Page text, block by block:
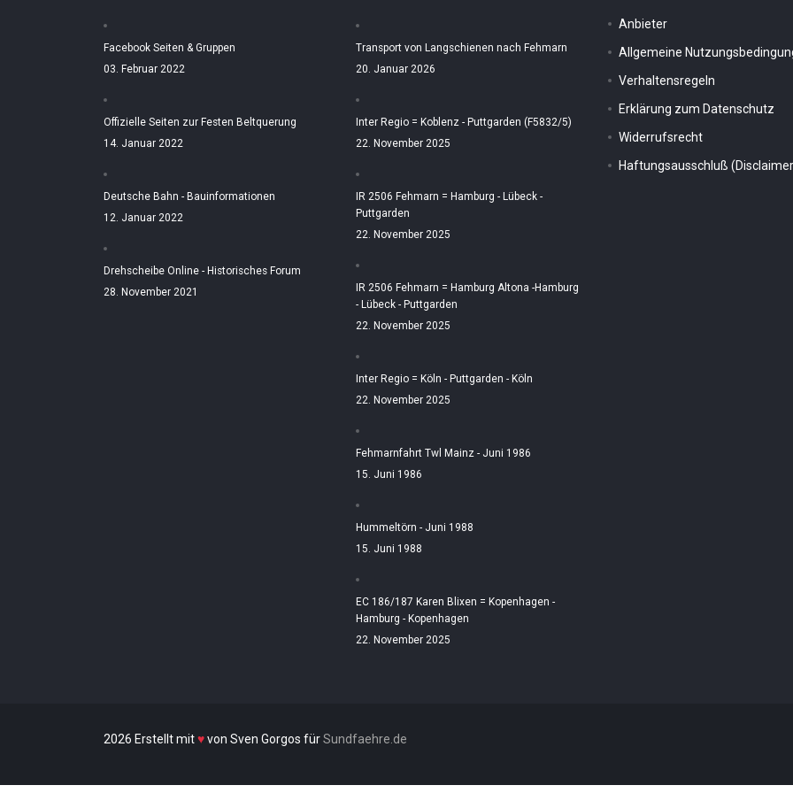
Facebook Seiten & Gruppen
03. Februar 2022
Offizielle Seiten zur Festen Beltquerung
14. Januar 2022
Deutsche Bahn - Bauinformationen
12. Januar 2022
Drehscheibe Online - Historisches Forum
28. November 2021
Transport von Langschienen nach Fehmarn
20. Januar 2026
Inter Regio = Koblenz - Puttgarden (F5832/5)
22. November 2025
IR 2506 Fehmarn = Hamburg - Lübeck -
Puttgarden
22. November 2025
IR 2506 Fehmarn = Hamburg Altona -Hamburg
- Lübeck - Puttgarden
22. November 2025
Inter Regio = Köln - Puttgarden - Köln
22. November 2025
Fehmarnfahrt Twl Mainz - Juni 1986
15. Juni 1986
Hummeltörn - Juni 1988
15. Juni 1988
EC 186/187 Karen Blixen = Kopenhagen -
Hamburg - Kopenhagen
22. November 2025
Anbieter
Allgemeine
Verhaltensregeln
Erklärung zum Datenschutz
Widerrufsrecht
Haftungsausschluß
2026 Erstellt mit♥von Sven Gorgos fürSundfaehre.de